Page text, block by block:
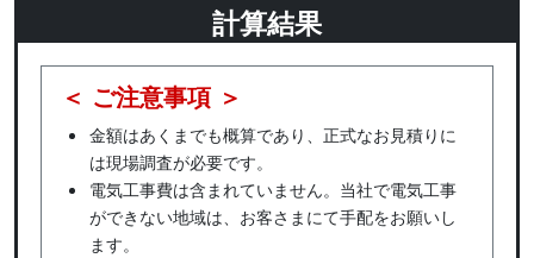
計算結果
＜ ご注意事項 ＞
金額はあくまでも概算であり、正式なお見積りに
は現場調査が必要です。
電気工事費は含まれていません。当社で電気工事
ができない地域は、お客さまにて手配をお願いし
ます。